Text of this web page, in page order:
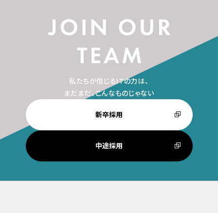
私たちが信じるITの力は、
まだまだ、こんなものじゃない
新卒採用
中途採用